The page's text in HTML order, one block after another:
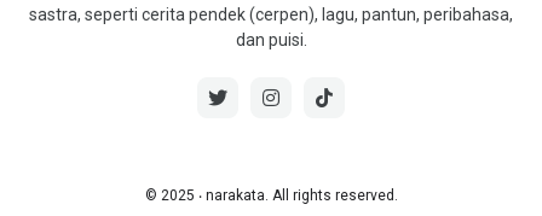
sastra, seperti cerita pendek (cerpen), lagu, pantun, peribahasa,
dan puisi.
© 2025 ‧ narakata. All rights reserved.